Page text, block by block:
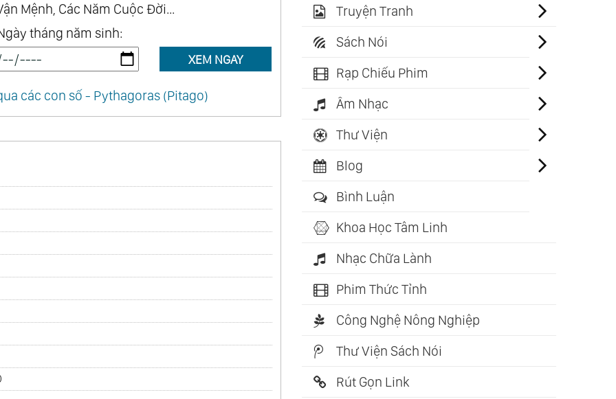
Mệnh, Các Năm Cuộc Đời...
tháng năm sinh:
XEM NGAY
các con số - Pythagoras (Pitago)
Truyện Tranh
Sách Nói
Rạp Chiếu Phim
Âm Nhạc
Thư Viện
Blog
Bình Luận
Khoa Học Tâm Linh
Nhạc Chữa Lành
Phim Thức Tỉnh
Công Nghệ Nông Nghiệp
Thư Viện Sách Nói
Rút Gọn Link